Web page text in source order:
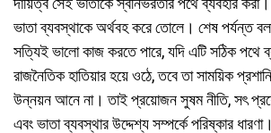
ভাতা ব্যবস্থাকে অর্থবহ করে তোলে। শেষ পর্যন্ত
সত্যিই ভালো কাজ করতে পারে, যদি এটি সঠিক
রাজনৈতিক হাতিয়ার হয়ে ওঠে, তবে তা সাময়িক
উন্নয়ন আনে না। তাই প্রয়োজন সুষম নীতি, সৎ
এবং ভাতা ব্যবস্থার উদ্দেশ্য সম্পর্কে পরিষ্কার